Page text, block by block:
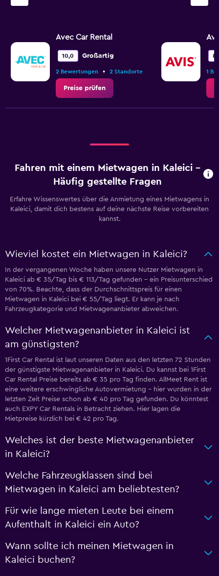
Avec Car Rental
10,0 Großartig
2 Bewertungen • 2 Standorte
Preise prüfen
1
Fahren mit einem Mietwagen in Kaleici –
Häufig gestellte Fragen
Erfahre Wissenswertes über die Anmietung eines Mietwagens in
Kaleici, damit dich bestens auf deine nächste Reise vorbereiten
kannst.
Wieviel kostet ein Mietwagen in Kaleici?
In der vergangenen Woche haben unsere Nutzer Mietwagen in
Kaleici ab € 35/Tag bis € 113/Tag gefunden – ein Preisunterschied
von 70%. Beachte, dass der Durchschnittspreis für einen
Mietwagen in Kaleici bei € 55/Tag liegt. Er kann je nach
Fahrzeugkategorie und Mietwagenanbieter abweichen.
Welcher Mietwagenanbieter in Kaleici ist
am günstigsten?
1First Car Rental ist laut unseren Daten aus den letzten 72 Stunden
der günstigste Mietwagenanbieter in Kaleici. Du kannst bei 1First
Car Rental Preise bereits ab € 35 pro Tag finden. AllMeet Rent ist
eine weitere erschwingliche Autovermietung – hier wurden in der
letzten Zeit Preise schon ab € 40 pro Tag gefunden. Du könntest
auch EXPY Car Rentals in Betracht ziehen. Hier lagen die
Mietpreise kürzlich bei € 42 pro Tag.
Welches ist der beste Mietwagenanbieter
in Kaleici?
Welche Fahrzeugklassen sind bei
Mietwagen in Kaleici am beliebtesten?
Für wie lange mieten Leute bei einem
Aufenthalt in Kaleici ein Auto?
Wann sollte ich meinen Mietwagen in
Kaleici buchen?